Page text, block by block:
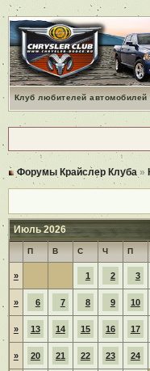
Клуб любителей
Форумы Крайслер Клуба »
Июль 2026
П В С Ч П
» 1 2 3
» 6 7 8 9 10
» 13 14 15 16 17
» 20 21 22 23 24